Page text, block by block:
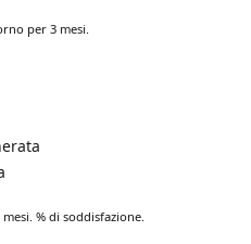
per 3 mesi.
% di soddisfazione.